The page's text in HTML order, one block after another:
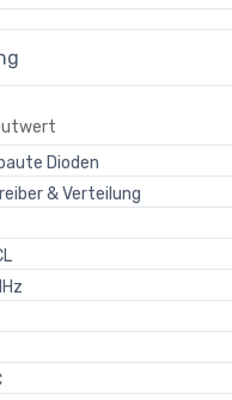
Dioden
& Verteilung